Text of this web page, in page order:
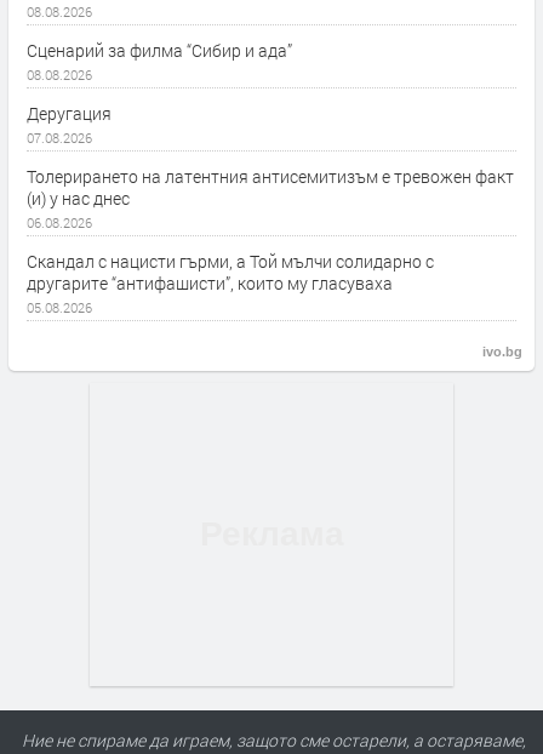
08.08.2026
Сценарий за филма “Сибир и ада”
08.08.2026
Деругация
07.08.2026
Толерирането на латентния антисемитизъм е тревожен факт
(и) у нас днес
06.08.2026
Скандал с нацисти гърми, а Той мълчи солидарно с
другарите “антифашисти”, които му гласуваха
05.08.2026
ivo.bg
Ние не спираме да играем, защото сме остарели, а остаряваме,